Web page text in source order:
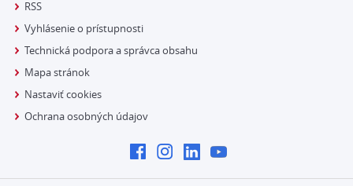
RSS
Vyhlásenie o prístupnosti
Technická podpora a správca obsahu
Mapa stránok
Nastaviť cookies
Ochrana osobných údajov